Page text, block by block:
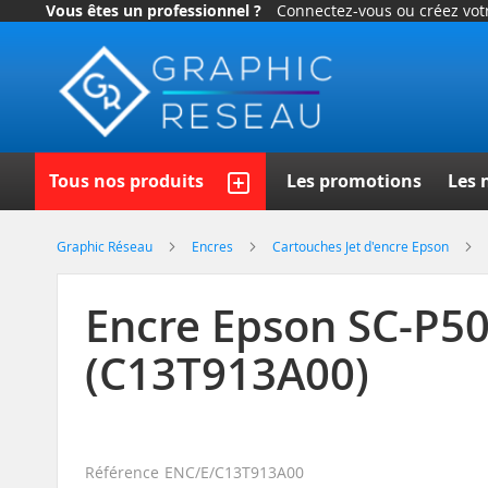
Vous êtes un professionnel ? Connectez-vous ou créez
Allez
contenu
Tous nos produits Les promotions Les
Graphic Réseau Encres Cartouches Jet d'encre Epson
Encre Epson SC-
(C13T913A00)
Référence ENC/E/C13T913A00